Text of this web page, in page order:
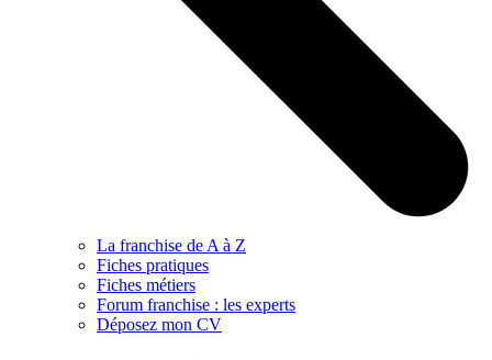
La franchise de A à Z
Fiches pratiques
Fiches métiers
Forum franchise : les experts
Déposez mon CV